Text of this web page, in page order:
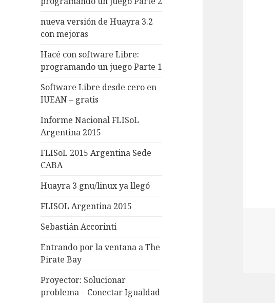
nueva versión de Huayra 3.2
con mejoras
Hacé con software Libre:
programando un juego Parte 1
Software Libre desde cero en
IUEAN – gratis
Informe Nacional FLISoL
Argentina 2015
FLISoL 2015 Argentina Sede
CABA
Huayra 3 gnu/linux ya llegó
FLISOL Argentina 2015
Sebastián Accorinti
Entrando por la ventana a The
Pirate Bay
Proyector: Solucionar
problema – Conectar Igualdad